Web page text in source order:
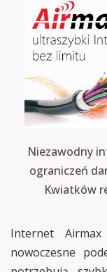
Niezawodny
ograniczeń
Kwiatków
Internet
nowoczesne